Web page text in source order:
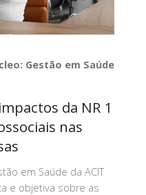
Gestão em Saúde
da NR 1
nas
em Saúde da ACIT
e objetiva sobre as